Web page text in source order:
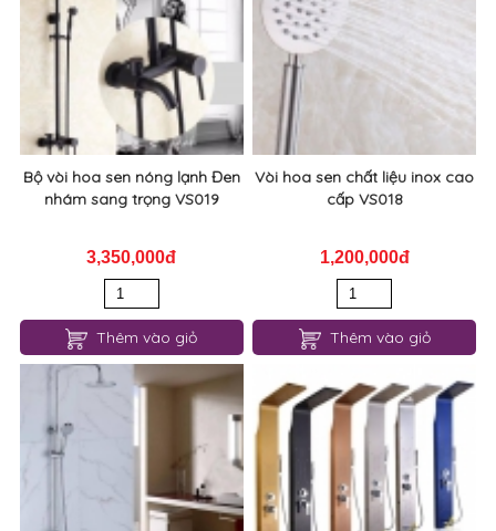
Bộ vòi hoa sen nóng lạnh Đen
nhám sang trọng VS019
3,350,000đ
Thêm vào giỏ
Vòi hoa sen chất liệu inox cao
cấp VS018
1,200,000đ
Thêm vào giỏ